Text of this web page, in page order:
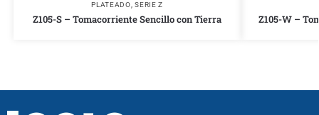
PLATEADO ,SERIE Z
Z105-S – Tomacorriente Sencillo con Tierra Z105-W –